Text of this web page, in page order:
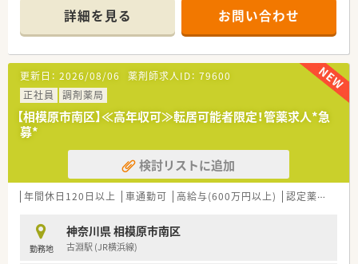
■研修制度は様々なプランがあり、集合研修だけでなく任意で受
講可能な研修も幅広く用意されています
■店舗で活躍する従業員、社外で活躍する従業員、将来経営幹部
となる従業員など、薬剤師として様々な活躍ができるフィールド
を用意されています
■総合薬剤師・調剤薬剤師（土日休み・19時までの勤務）どちらか
の働き方を選択できます
■調剤併設型だけでなく「医療モール・クリニック併設店舗」「敷
地内薬局」「訪問調剤特化型店舗」など様々な店舗を運営してい
■在宅医療にも積極的取り組んでおり「訪問調剤特化型店舗」を
50店舗以上、無菌調剤室は業界最多の51店舗設置しています
■「プラチナくるみん認定企業」「健康経営優良法人2023（大規模
法人部門）認定」等を取得し一人ひとりが働きやすい環境が整備
■充実した研修制度、人事制度、評価制度、キャリア支援制度等
があるのも特徴です
詳細を見る お問い合わせ
更新日： 2026/08/06 薬剤師求人ID： 79600
正社員
調剤薬局
【相模原市南区】≪高年収可≫転居可能者限定！管薬求人*急
募*
検討リストに追加
年間休日120日以上 車通勤可 高給与(600万円以上) 認定薬剤師取得支援あり
勤務地
神奈川県 相模原市南区
古淵駅 (JR横浜線)